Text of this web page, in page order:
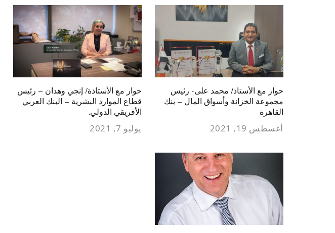
حوار مع الأستاذ/ محمد على- رئيس
مجموعة الخزانة وأسواق المال – بنك
القاهرة
أغسطس 19, 2021
حوار مع الأستاذة/ إنجي وهدان – رئيس
قطاع الموارد البشرية – البنك العربي
الأفريقي الدولي.
يوليو 7, 2021